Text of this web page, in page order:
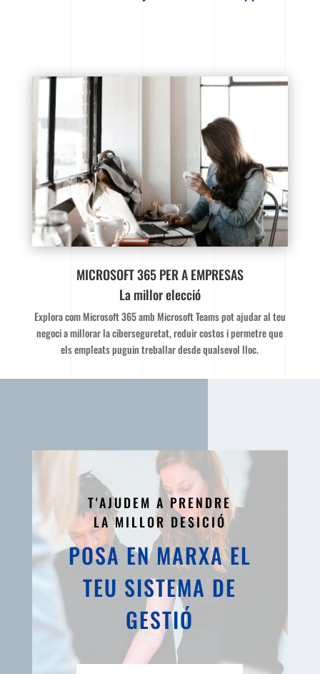
MICROSOFT 365 PER A EMPRESAS
La millor elecció
Explora com Microsoft 365 amb Microsoft Teams pot ajudar al teu
negoci a millorar la ciberseguretat, reduir costos i permetre que
els empleats puguin treballar desde qualsevol lloc.
T'AJUDEM A PRENDRE
LA MILLOR DESICIÓ
POSA EN MARXA EL
TEU SISTEMA DE
GESTIÓ